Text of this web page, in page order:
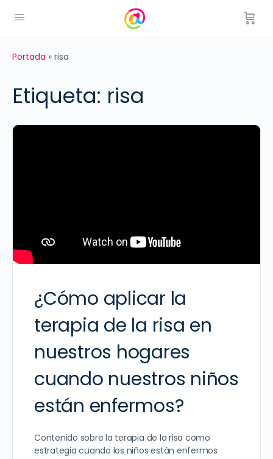
Portada » risa
Etiqueta: risa
¿Cómo aplicar la
terapia de la risa en
nuestros hogares
cuando nuestros niños
están enfermos?
Contenido sobre la terapia de la risa como
estrategia cuando los niños están enfermos